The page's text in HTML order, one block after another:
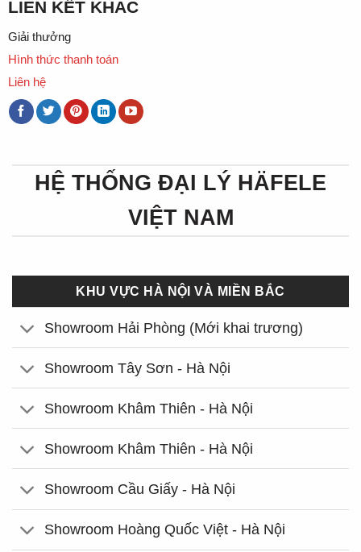
LIÊN KẾT KHÁC
Giải thưởng
Hình thức thanh toán
Liên hệ
HỆ THỐNG ĐẠI LÝ HÄFELE
VIỆT NAM
KHU VỰC HÀ NỘI VÀ MIỀN BẮC
Showroom Hải Phòng (Mới khai trương)
Showroom Tây Sơn - Hà Nội
Showroom Khâm Thiên - Hà Nội
Showroom Khâm Thiên - Hà Nội
Showroom Cầu Giấy - Hà Nội
Showroom Hoàng Quốc Việt - Hà Nội